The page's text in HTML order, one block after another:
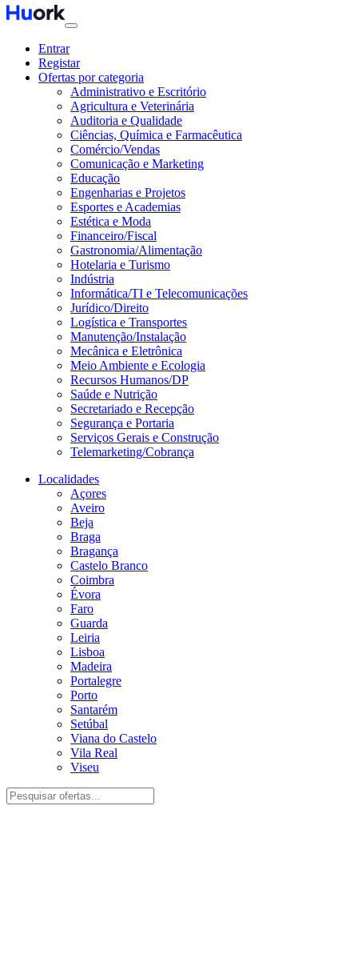
Entrar
Registar
Ofertas por categoria
Administrativo e Escritório
Agricultura e Veterinária
Auditoria e Qualidade
Ciências, Química e Farmacêutica
Comércio/Vendas
Comunicação e Marketing
Educação
Engenharias e Projetos
Esportes e Academias
Estética e Moda
Financeiro/Fiscal
Gastronomia/Alimentação
Hotelaria e Turismo
Indústria
Informática/TI e Telecomunicações
Jurídico/Direito
Logística e Transportes
Manutenção/Instalação
Mecânica e Eletrônica
Meio Ambiente e Ecologia
Recursos Humanos/DP
Saúde e Nutrição
Secretariado e Recepção
Segurança e Portaria
Serviços Gerais e Construção
Telemarketing/Cobrança
Localidades
Açores
Aveiro
Beja
Braga
Bragança
Castelo Branco
Coimbra
Évora
Faro
Guarda
Leiria
Lisboa
Madeira
Portalegre
Porto
Santarém
Setúbal
Viana do Castelo
Vila Real
Viseu